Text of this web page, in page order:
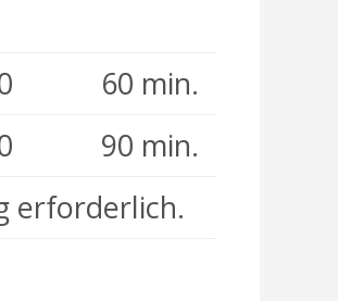
60 min.
90 min.
erforderlich.